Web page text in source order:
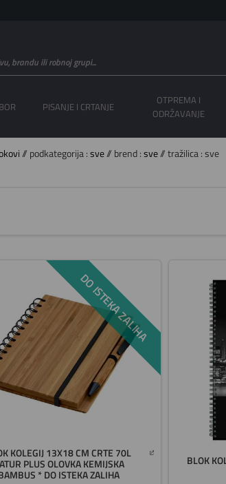
PISANJE I CRTANJE
OTPREMA I
ODRŽAVANJE
// podkategorija : sve// brend : sve// tražilica : sve
DO ISTEKA ZALIHA
KOLEGIJ 13X18 CM CRTE 70L
PLUS OLOVKA KEMIJSKA
* DO ISTEKA ZALIHA
BLOK